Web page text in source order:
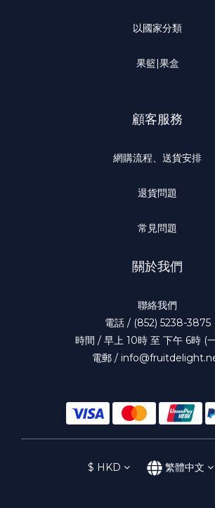
以國家分類
果籃|果盒
顧客服務
網購流程、送貨安排
退貨問題
常見問題
關於我們
聯絡我們
電話 / (852) 5238-3875
時間 / 早上 10時 至 下午 6時 (
電郵 /
$ HKD 繁體中文